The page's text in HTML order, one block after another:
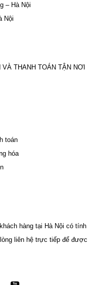
– Hà Nội
Nội
THANH TOÁN TẬN NƠI
toán
hóa
hàng tại Hà Nội có tính
liên hệ trực tiếp để được